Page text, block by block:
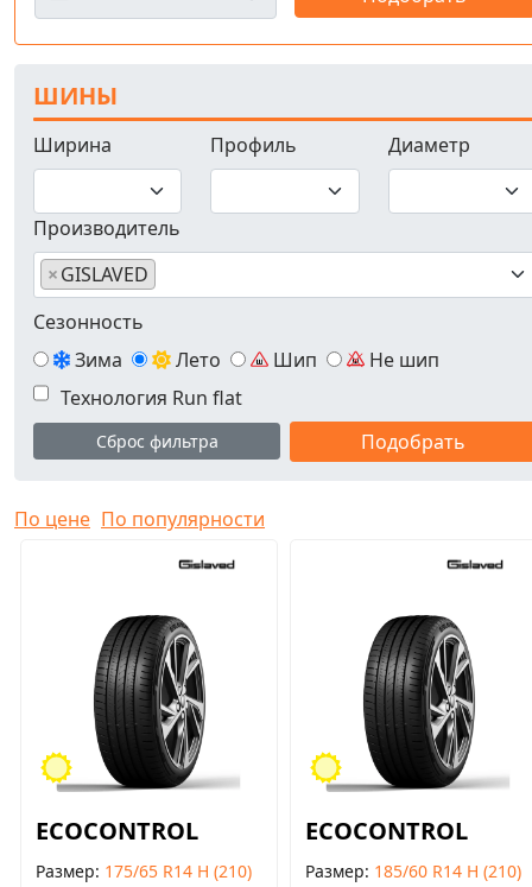
ШИНЫ
Ширина Профиль Диаметр
Производитель
×GISLAVED
Сезонность
Зима
Лето Шип
Не шип
Технология Run flat
Сброс фильтра
По цене По популярности
ECOCONTROL
Размер 175/65 R14 H (210)
ECOCONTROL
Размер 185/60 R14 H (210)